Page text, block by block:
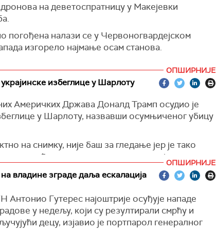
нападима Руса, који нападају украјинске
дроновима и ракетама.
разговарали су о безбедносним гаранцијама,
јачању санкција против Русије и
партнерима.
на деветоспратницу у Макејевки
погођена налази се у Червоногвардејском
изгорело најмање осам станова.
ОПШИРНИЈЕ
избеглице у Шарлоту
Америчких Држава Доналд Трамп осудио је
у Шарлоту, назвавши осумњиченог убицу
на снимку, није баш за гледање јер је тако
говорећи о нападу ножем у градској
Си-Ен-Ен.
неће толерисати насилни криминал,
стати на крај".
убиства, морате предузети ужасне акције",
САД.
ОПШИРНИЈЕ
владине зграде даља ескалација
Антонио Гутерес најоштрије осуђује нападе
у недељу, који су резултирали смрћу и
децу, изјавио је портпарол генералног